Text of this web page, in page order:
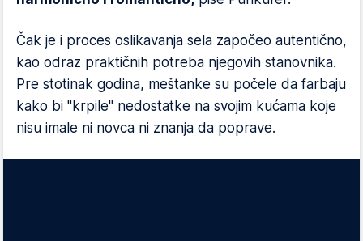
Čak je i proces oslikavanja sela započeo autentično,
kao odraz praktičnih potreba njegovih stanovnika.
Pre stotinak godina, meštanke su počele da farbaju
kako bi "krpile" nedostatke na svojim kućama koje
nisu imale ni novca ni znanja da poprave.